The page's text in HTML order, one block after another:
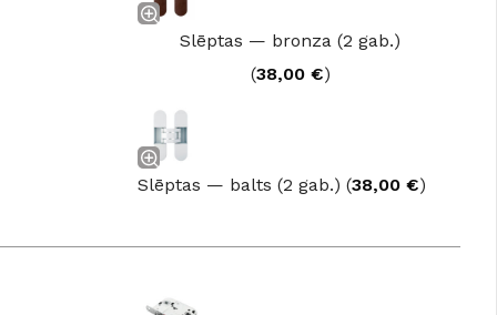
Slēptas — bronza (2 gab.)
(38,00 €)
Slēptas — balts (2 gab.) (38,00 €)